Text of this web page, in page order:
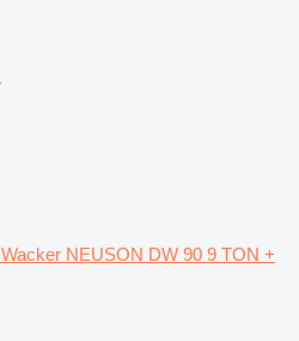
Wacker NEUSON DW 90 9 TON +